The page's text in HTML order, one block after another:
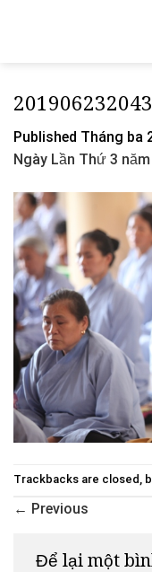
Published Tháng ba
Ngày Lần Thứ 3
Trackbacks are closed,
← Previous
Để lại một